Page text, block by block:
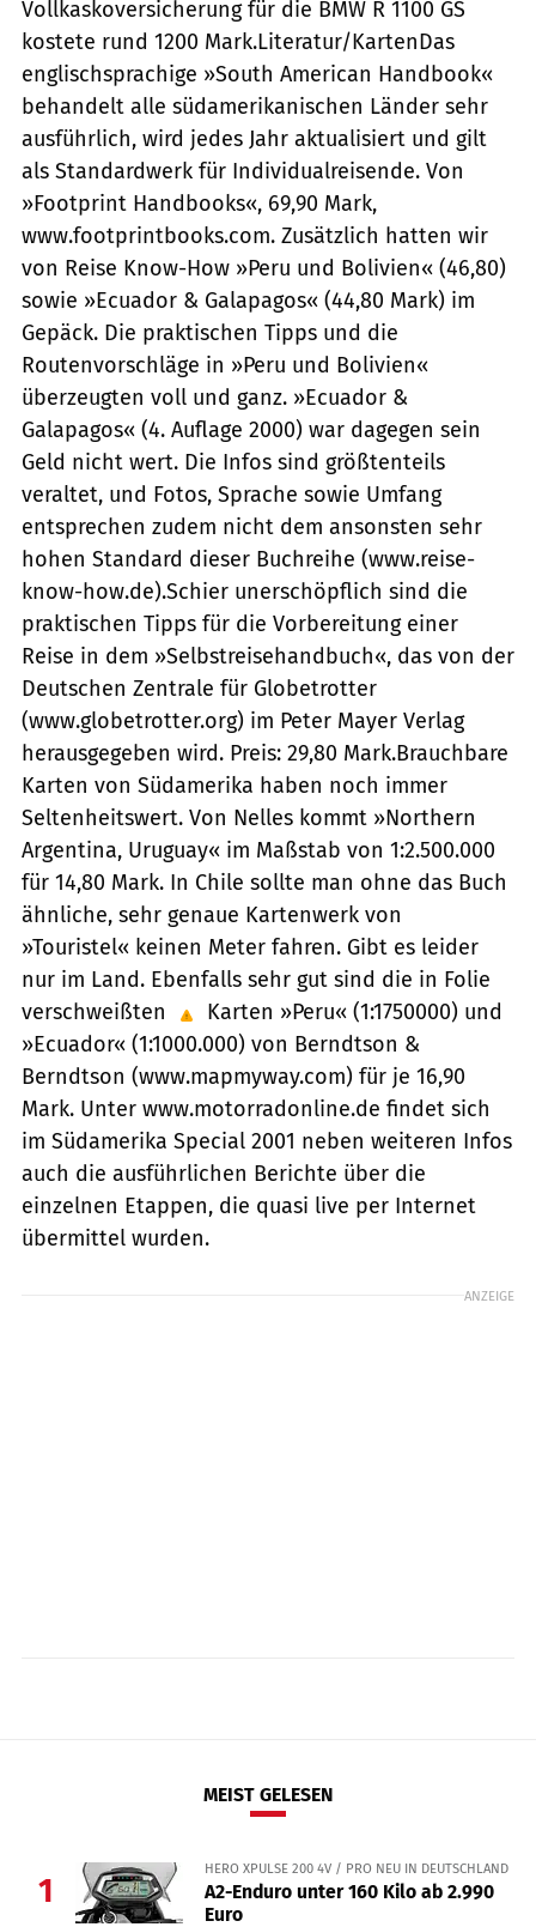
Vollkaskoversicherung für die BMW R 1100 GS
kostete rund 1200 Mark.Literatur/KartenDas
englischsprachige »South American Handbook«
behandelt alle südamerikanischen Länder sehr
ausführlich, wird jedes Jahr aktualisiert und gilt
als Standardwerk für Individualreisende. Von
»Footprint Handbooks«, 69,90 Mark,
www.footprintbooks.com. Zusätzlich hatten wir
von Reise Know-How »Peru und Bolivien« (46,80)
sowie »Ecuador & Galapagos« (44,80 Mark) im
Gepäck. Die praktischen Tipps und die
Routenvorschläge in »Peru und Bolivien«
überzeugten voll und ganz. »Ecuador &
Galapagos« (4. Auflage 2000) war dagegen sein
Geld nicht wert. Die Infos sind größtenteils
veraltet, und Fotos, Sprache sowie Umfang
entsprechen zudem nicht dem ansonsten sehr
hohen Standard dieser Buchreihe (www.reise-
know-how.de).Schier unerschöpflich sind die
praktischen Tipps für die Vorbereitung einer
Reise in dem »Selbstreisehandbuch«, das von der
Deutschen Zentrale für Globetrotter
(www.globetrotter.org) im Peter Mayer Verlag
herausgegeben wird. Preis: 29,80 Mark.Brauchbare
Karten von Südamerika haben noch immer
Seltenheitswert. Von Nelles kommt »Northern
Argentina, Uruguay« im Maßstab von 1:2.500.000
für 14,80 Mark. In Chile sollte man ohne das Buch
ähnliche, sehr genaue Kartenwerk von
»Touristel« keinen Meter fahren. Gibt es leider
nur im Land. Ebenfalls sehr gut sind die in Folie
verschweißten
Karten »Peru« (1:1750000) und
»Ecuador« (1:1000.000) von Berndtson &
Berndtson (www.mapmyway.com) für je 16,90
Mark. Unter www.motorradonline.de findet sich
im Südamerika Special 2001 neben weiteren Infos
auch die ausführlichen Berichte über die
einzelnen Etappen, die quasi live per Internet
übermittel wurden.
ANZEIGE
MEIST GELESEN
1
HERO XPULSE 200 4V / PRO NEU IN DEUTSCHLAND
A2-Enduro unter 160 Kilo ab 2.990
Euro